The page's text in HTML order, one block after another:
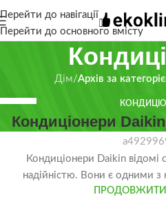
Перейти до навігації
Перейти до основного вмісту
Дім/Архів за
СІЧ
Кондиціонери
Кондиціонери Daikin відомі
надійністю. Вони є одними з